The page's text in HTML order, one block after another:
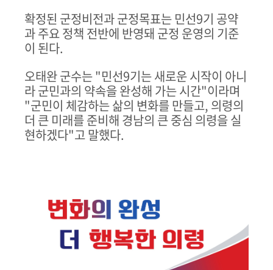
확정된 군정비전과 군정목표는 민선9기 공약
과 주요 정책 전반에 반영돼 군정 운영의 기준
이 된다.
오태완 군수는"민선9기는 새로운 시작이 아니
라 군민과의 약속을 완성해 가는 시간"이라며
"군민이 체감하는 삶의 변화를 만들고, 의령의
더 큰 미래를 준비해 경남의 큰 중심 의령을 실
현하겠다"고 말했다.